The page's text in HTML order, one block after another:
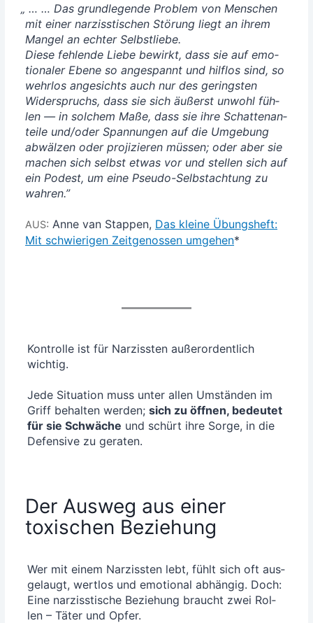
„ … … Das grund­le­gen­de Pro­blem von Men­schen
mit einer nar­ziss­ti­schen Stö­rung liegt an ihrem
Man­gel an ech­ter Selbst­lie­be.
Die­se feh­len­de Lie­be bewirkt, dass sie auf emo­
tio­na­ler Ebe­ne so ange­spannt und hilf­los sind, so
wehr­los ange­sichts auch nur des gerings­ten
Wider­spruchs, dass sie sich äußerst unwohl füh­
len — in sol­chem Maße, dass sie ihre Schat­ten­an­
tei­le und/oder Span­nun­gen auf die Umge­bung
abwäl­zen oder pro­ji­zie­ren müs­sen; oder aber sie
machen sich selbst etwas vor und stel­len sich auf
ein Podest, um eine Pseu­do-Selbst­ach­tung zu
wah­ren.”
AUS: Anne van Stap­pen, Das klei­ne Übungs­heft:
Mit schwie­ri­gen Zeit­ge­nos­sen umge­hen*
Kon­trol­le ist für Nar­ziss­ten außer­or­dent­lich
wich­tig.
Jede Situa­ti­on muss unter allen Umstän­den im
Griff behal­ten wer­den;sich zu öff­nen, bedeu­tet
für sie Schwä­che und schürt ihre Sor­ge, in die
Defen­si­ve zu geraten.
Der Ausweg aus einer
toxischen Beziehung
Wer mit einem Nar­ziss­ten lebt, fühlt sich oft aus­
ge­laugt, wert­los und emo­tio­nal abhän­gig. Doch:
Eine nar­ziss­ti­sche Bezie­hung braucht zwei Rol­
len – Täter und Opfer.